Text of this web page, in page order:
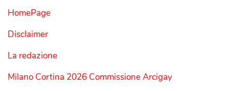
HomePage
Disclaimer
La redazione
Milano Cortina 2026 Commissione Arcigay